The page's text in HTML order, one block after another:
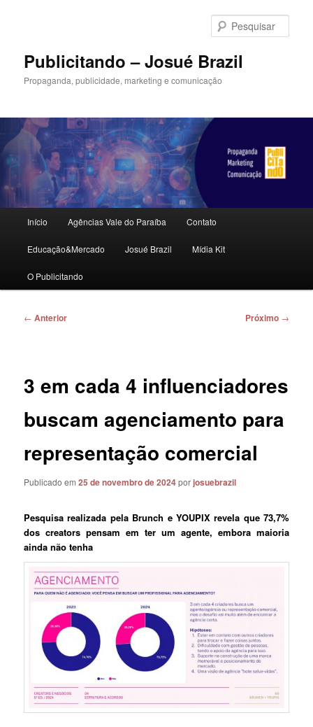
principalPublicitando – Josué Brazil
Propaganda, publicidade, marketing e comunicação
principal
Início Agências Vale do Paraíba Contato
Educação&Mercado Josué Brazil Mídia Kit
O Publicitando
Navegação
← Anterior Próximo →
3 em cada 4 influenciadores
buscam agenciamento para
representação comercial
Publicado em25 de novembro de 2024porjosuebrazil
Pesquisa realizada pela Brunch e YOUPIX revela que 73,7%
dos creators pensam em ter um agente, embora maioria
ainda não tenha